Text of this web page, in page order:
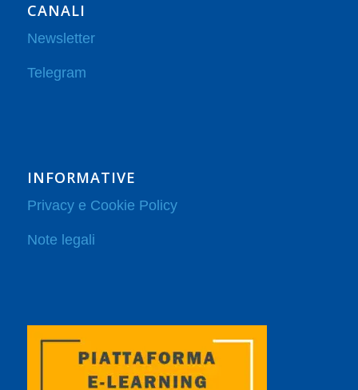
CANALI
Newsletter
Telegram
INFORMATIVE
Privacy e Cookie Policy
Note legali